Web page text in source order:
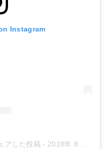
Instagram
アした投稿 - 2018年 8月月4日午後7時39分PDT